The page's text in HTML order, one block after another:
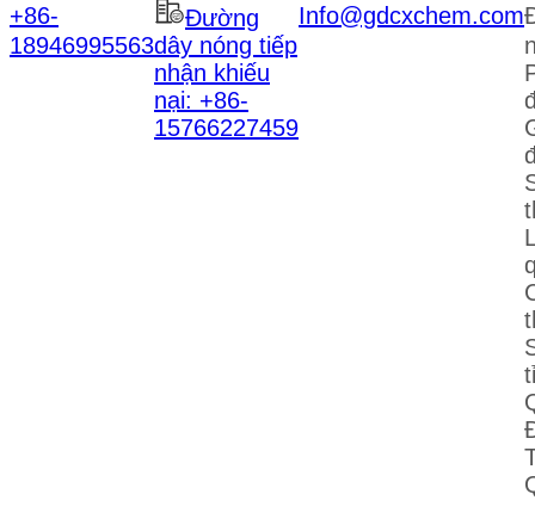
+86-
18946995563
Đường
dây nóng tiếp
nhận khiếu
nại: +86-
15766227459
Info@gdcxchem.com